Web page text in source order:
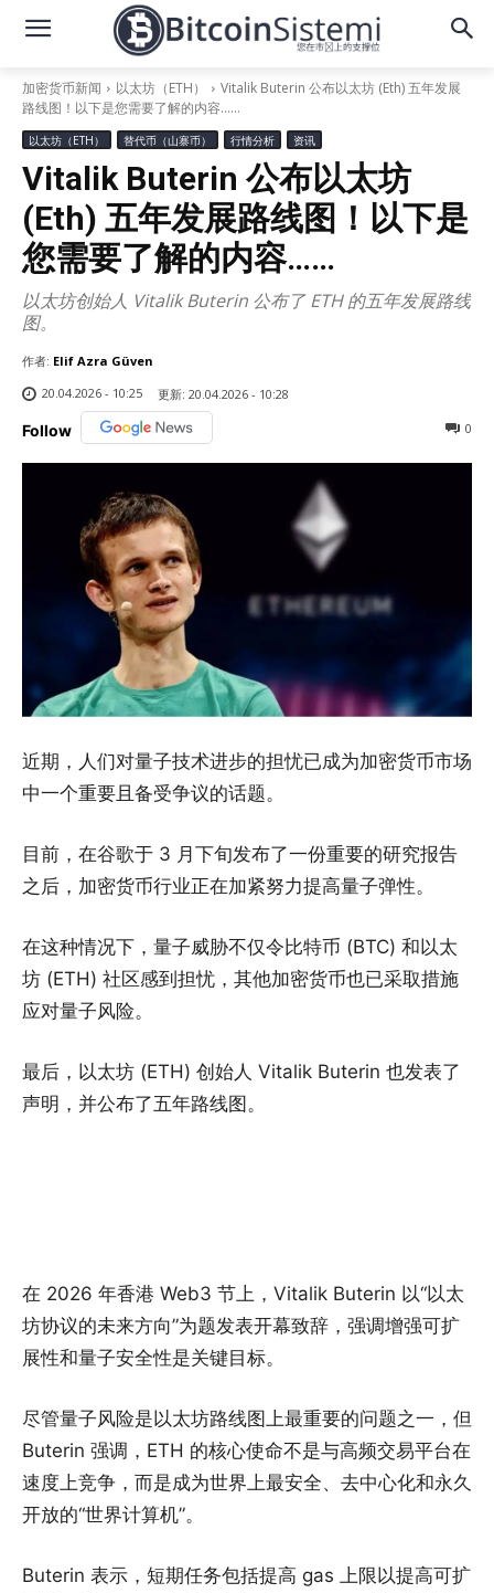
加密货币新闻 以太坊（ETH）
Vitalik Buterin 公布以太坊 (Eth) 五年发展
路线图！以下是您需要了解的内容……
以太坊（ETH） 替代币（山寨币） 行情分析 资讯
Vitalik Buterin 公布以太坊
(Eth) 五年发展路线图！以下是
您需要了解的内容……
以太坊创始人 Vitalik Buterin 公布了 ETH 的五年发展路线
图。
作者: Elif Azra Güven
20.04.2026 - 10:25
更新: 20.04.2026 - 10:28
Follow 0
近期，人们对量子技术进步的担忧已成为加密货币市场
中一个重要且备受争议的话题。
目前，在谷歌于 3 月下旬发布了一份重要的研究报告
之后，加密货币行业正在加紧努力提高量子弹性。
在这种情况下，量子威胁不仅令比特币 (BTC) 和以太
坊 (ETH) 社区感到担忧，其他加密货币也已采取措施
应对量子风险。
最后，以太坊 (ETH) 创始人 Vitalik Buterin 也发表了
声明，并公布了五年路线图。
在 2026 年香港 Web3 节上，Vitalik Buterin 以“以太
坊协议的未来方向”为题发表开幕致辞，强调增强可扩
展性和量子安全性是关键目标。
尽管量子风险是以太坊路线图上最重要的问题之一，但
Buterin 强调，ETH 的核心使命不是与高频交易平台在
速度上竞争，而是成为世界上最安全、去中心化和永久
开放的“世界计算机”。
Buterin 表示，短期任务包括提高 gas 上限以提高可扩